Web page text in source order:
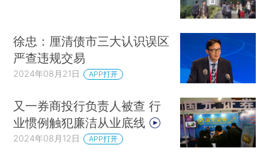
徐忠：厘清债市三大认识误区
严查违规交易
2024年08月21日 APP打开
又一券商投行负责人被查 行
业惯例触犯廉洁从业底线
2024年08月12日 APP打开